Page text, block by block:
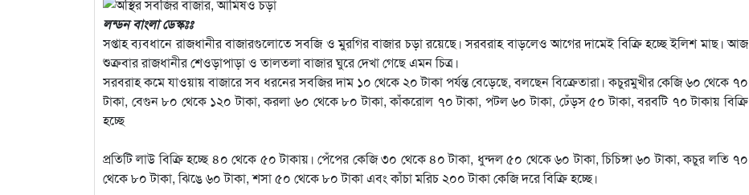
লন্ডন বাংলা ডেস্কঃঃ
সপ্তাহ ব্যবধানে রাজধানীর বাজারগুলোতে সবজি ও মুরগির বাজার চড়া রয়েছে। সরবরাহ বাড়লেও আগের দামেই বিক্রি হচ্ছে ইলিশ মাছ। আজ
শুক্রবার রাজধানীর শেওড়াপাড়া ও তালতলা বাজার ঘুরে দেখা গেছে এমন চিত্র।
সরবরাহ কমে যাওয়ায় বাজারে সব ধরনের সবজির দাম ১০ থেকে ২০ টাকা পর্যন্ত বেড়েছে, বলছেন বিক্রেতারা। কচুরমুখীর কেজি ৬০ থেকে ৭০
টাকা, বেগুন ৮০ থেকে ১২০ টাকা, করলা ৬০ থেকে ৮০ টাকা, কাঁকরোল ৭০ টাকা, পটল ৬০ টাকা, ঢেঁড়স ৫০ টাকা, বরবটি ৭০ টাকায় বিক্রি
হচ্ছে
প্রতিটি লাউ বিক্রি হচ্ছে ৪০ থেকে ৫০ টাকায়। পেঁপের কেজি ৩০ থেকে ৪০ টাকা, ধুন্দল ৫০ থেকে ৬০ টাকা, চিচিঙ্গা ৬০ টাকা, কচুর লতি ৭০
থেকে ৮০ টাকা, ঝিঙে ৬০ টাকা, শসা ৫০ থেকে ৮০ টাকা এবং কাঁচা মরিচ ২০০ টাকা কেজি দরে বিক্রি হচ্ছে।